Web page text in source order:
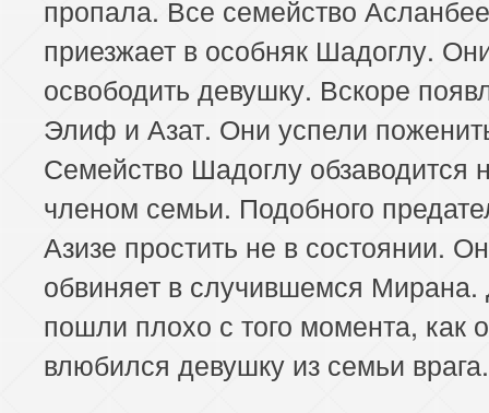
пропала. Все семейство
приезжает в особняк Шадоглу.
освободить девушку. Вскоре
Элиф и Азат. Они успели
Семейство Шадоглу обзаводится
членом семьи. Подобного
Азизе простить не в состоянии.
обвиняет в случившемся Мирана.
пошли плохо с того момента, как
влюбился девушку из семьи врага.